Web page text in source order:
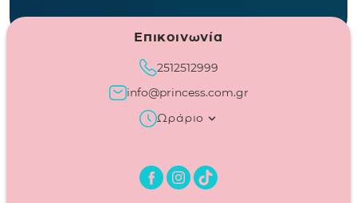
Επικοινωνία
2512512999
info@princess.com.gr
Ωράριο